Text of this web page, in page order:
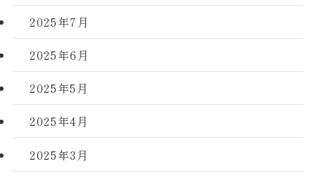
2025年7月
2025年6月
2025年5月
2025年4月
2025年3月